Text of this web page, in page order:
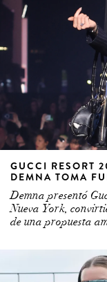
GUCCI RESORT
DEMNA TOMA
Demna presentó
Nueva York,
de una propuesta